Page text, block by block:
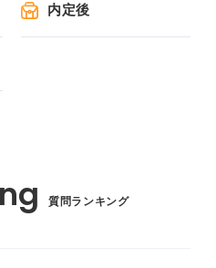
内定後
質問ランキング